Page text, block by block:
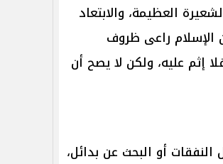
العظيمة، والابتعاد
راعى ظروف
إثم عليه، ولكن لا يصح أن
أو البحث عن بدائل،